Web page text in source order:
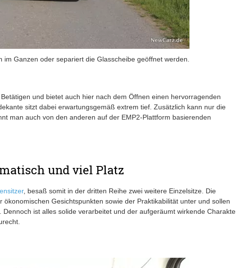
im Ganzen oder separiert die Glasscheibe geöffnet werden.
und bietet auch hier nach dem Öffnen einen hervorragenden
sitzt dabei erwartungsgemäß extrem tief. Zusätzlich kann nur die
man auch von den anderen auf der EMP2-Plattform basierenden
und viel Platz
, besaß somit in der dritten Reihe zwei weitere Einzelsitze. Die
Gesichtspunkten sowie der Praktikabilität unter und sollen
ist alles solide verarbeitet und der aufgeräumt wirkende